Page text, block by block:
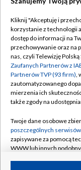
Abonament TVP
Emisja w TVP
Centrum
Naziemna
Rada Programowa
System NOS
Informacje o
Kliknij "Akceptuję i
korzystanie z technologii
dostęp do informacji na
przechowywanie oraz na
nas, czyli Telewizję
Zaufanych Partnerów z
Partnerów TVP (93 firm),
zautomatyzowanego
mierzenia ich
także zgody na
Twoje dane osobowe
poszczególnych serwisów
zapisywane za pomocą
WWW lub innych